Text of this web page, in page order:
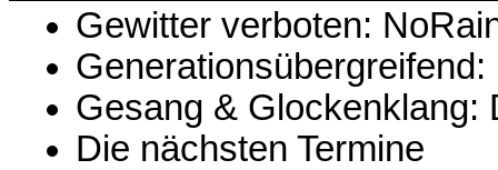
Gewitter verboten:
Gesang & Glockenklang:
Die nächsten Termine